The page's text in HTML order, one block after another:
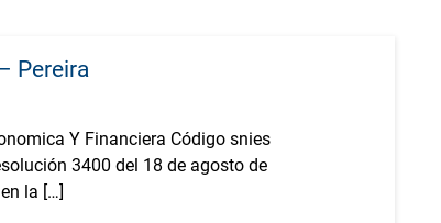
Pereira
Y Financiera Código snies
3400 del 18 de agosto de
la […]